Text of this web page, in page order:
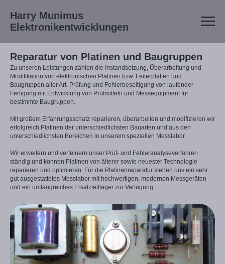
Harry Munimus
Elektronikentwicklungen
Reparatur von Platinen und Baugruppen
Zu unseren Leistungen zählen die Instandsetzung, Überarbeitung und
Modifikation von elektronischen Platinen bzw. Leiterplatten und
Baugruppen aller Art. Prüfung und Fehlerbeseitigung von laufender
Fertigung mit Entwicklung von Prüfmitteln und Messequipment für
bestimmte Baugruppen.
Mit großem Erfahrungsschatz reparieren, überarbeiten und modifizieren wir
erfolgreich Platinen der unterschiedlichsten Bauarten und aus den
unterschiedlichsten Bereichen in unserem speziellen Messlabor.
Wir erweitern und verfeinern unser Prüf- und Fehleranalyseverfahren
ständig und können Platinen von älterer sowie neuester Technologie
reparieren und optimieren. Für die Platinenreparatur stehen uns ein sehr
gut ausgestattetes Messlabor mit hochwertigen, modernen Messgeräten
und ein umfangreiches Ersatzteillager zur Verfügung.